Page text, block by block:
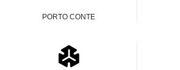
PORTO CONTE